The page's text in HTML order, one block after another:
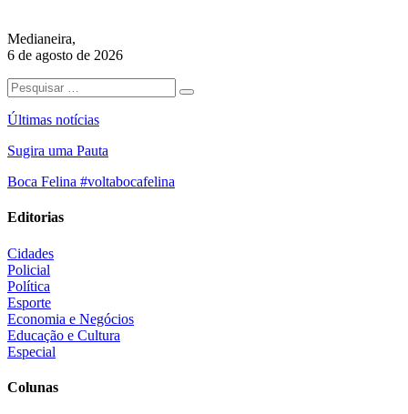
Medianeira,
6 de agosto de 2026
Últimas notícias
Sugira uma Pauta
Boca Felina #voltabocafelina
Editorias
Cidades
Policial
Política
Esporte
Economia e Negócios
Educação e Cultura
Especial
Colunas